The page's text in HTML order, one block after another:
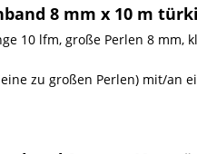
8 mm x 10 m
10 lfm, große Perlen 8 mm,
zu großen Perlen) mit/an